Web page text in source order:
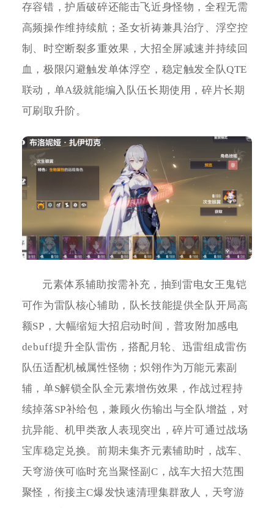
存容错，护盾破碎还能击飞近身怪物，全程无需
高频操作维持续航；圣女祈祷兼具治疗、浮空控
制、时空断裂多重效果，大招全屏减速并持续回
血，极限闪避触发单体浮空，稳定触发全队QTE
联动，单A级就能编入队伍长期使用，碎片长期
可刷取升阶。
元素体系辅助按需补充，抽到雷电女王鬼铠
可作为雷队核心辅助，队长技能提供全队开局高
额SP，大幅缩短大招启动时间，普攻附加感电
debuff提升全队雷伤，搭配月轮、迅雷组成雷伤
队伍适配机械属性怪物；炽翎作为万能元素副
辅，单S解锁全队全元素增伤效果，作战过程持
续掉落SP补给包，兼顾火伤输出与全队增益，对
抗异能、机甲类敌人表现突出，碎片可通过战场
宝库稳定兑换。前期未集齐元素辅助时，战车、
天穹游侠可临时充当聚怪副C，战车大招大范围
聚怪，衔接主C爆发快速清理集群敌人，天穹游